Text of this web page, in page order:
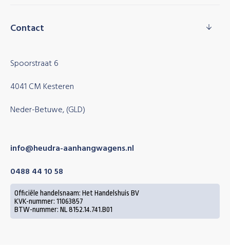
Contact
Spoorstraat 6
4041 CM Kesteren
Neder-Betuwe, (GLD)
info@heudra-aanhangwagens.nl
0488 44 10 58
Officiële handelsnaam: Het Handelshuis BV
KVK-nummer: 11063857
BTW-nummer: NL 8152.14.741.B01